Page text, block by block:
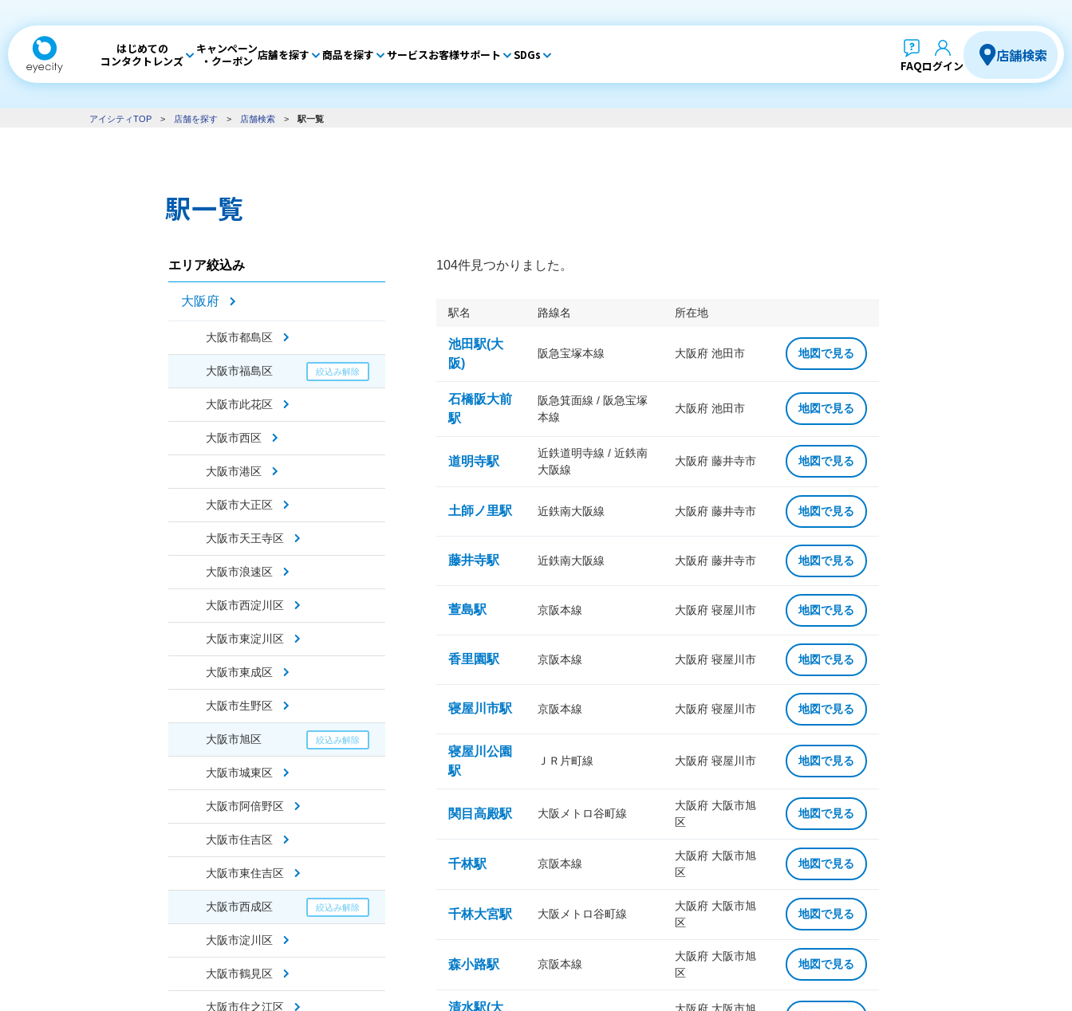
はじめての
コンタクトレンズ
キャンペーン
・クーポン 店舗を探す 商品を探す サービスお客様サポート SDGs
FAQログイン
店舗検索
アイシティTOP > 店舗を探す > 店舗検索 > 駅一覧
駅一覧
エリア絞込み
大阪府
大阪市都島区
大阪市福島区
大阪市此花区
大阪市西区
大阪市港区
大阪市大正区
大阪市天王寺区
大阪市浪速区
大阪市西淀川区
大阪市東淀川区
大阪市東成区
大阪市生野区
大阪市旭区
大阪市城東区
大阪市阿倍野区
大阪市住吉区
大阪市東住吉区
大阪市西成区
大阪市淀川区
大阪市鶴見区
大阪市住之江区
104件見つかりました。
駅名 路線名 所在地
池田駅(大
阪)
阪急宝塚本線 大阪府 池田市 地図で見る
石橋阪大前
駅
阪急箕面線 / 阪急宝塚
本線
大阪府 池田市 地図で見る
道明寺駅
近鉄道明寺線 / 近鉄南
大阪線
大阪府 藤井寺市 地図で見る
土師ノ里駅 近鉄南大阪線 大阪府 藤井寺市 地図で見る
藤井寺駅 近鉄南大阪線 大阪府 藤井寺市 地図で見る
萱島駅 京阪本線 大阪府 寝屋川市 地図で見る
香里園駅 京阪本線 大阪府 寝屋川市 地図で見る
寝屋川市駅 京阪本線 大阪府 寝屋川市 地図で見る
寝屋川公園
駅
ＪＲ片町線 大阪府 寝屋川市 地図で見る
関目高殿駅 大阪メトロ谷町線
大阪府 大阪市旭
区
地図で見る
千林駅 京阪本線
大阪府 大阪市旭
区
地図で見る
千林大宮駅 大阪メトロ谷町線
大阪府 大阪市旭
区
地図で見る
森小路駅 京阪本線
大阪府 大阪市旭
区
地図で見る
清水駅(大